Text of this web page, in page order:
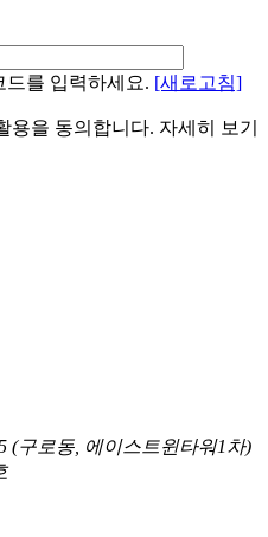
를 입력하세요. [새로고침]
용을 동의합니다. 자세히 보기
(구로동, 에이스트윈타워1차)